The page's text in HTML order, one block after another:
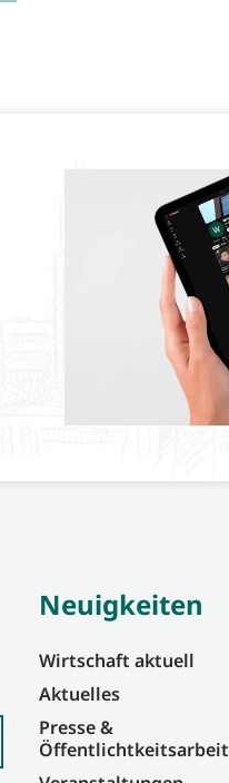
Neuigkeiten
Wirtschaft aktuell
Aktuelles
Presse &
Öffentlichtkeitsarbeit